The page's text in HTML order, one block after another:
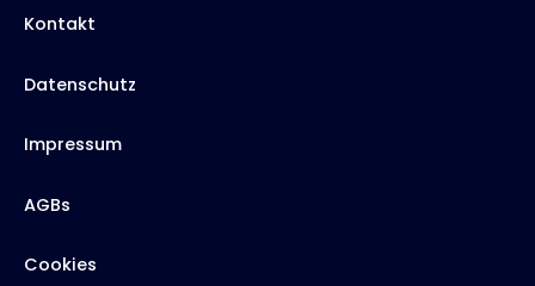
Kontakt
Datenschutz
Impressum
AGBs
Cookies